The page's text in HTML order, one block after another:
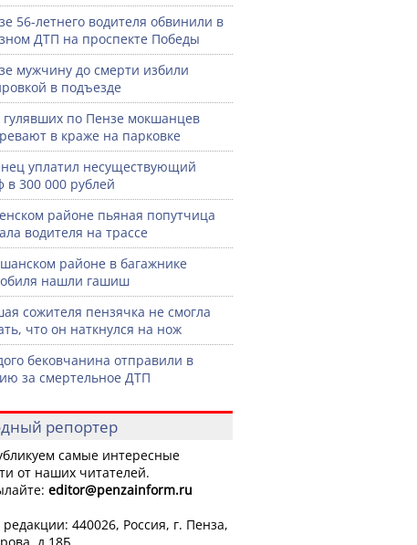
56-летнего водителя обвинили в
ДТП на проспекте Победы
мужчину до смерти избили
в подъезде
гулявших по Пензе мокшанцев
в краже на парковке
уплатил несуществующий
в 300 000 рублей
районе пьяная попутчица
водителя на трассе
районе в багажнике
нашли гашиш
сожителя пензячка не смогла
что он наткнулся на нож
бековчанина отправили в
за смертельное ДТП
репортер
самые интересные
от наших читателей.
editor@penzainform.ru
440026, Россия, г. Пенза,